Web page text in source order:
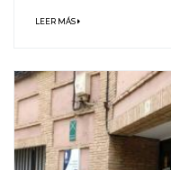
LEER MÁS